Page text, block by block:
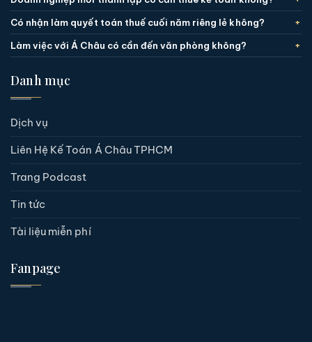
Có nhận làm quyết toán thuế cuối năm riêng lẻ không?
Làm việc với Á Châu có cần đến văn phòng không?
Danh mục
Dịch vụ
Liên Hệ Kế Toán Á Châu TPHCM
Trang Podcast
Tin tức
Tài liệu miễn phí
Fanpage